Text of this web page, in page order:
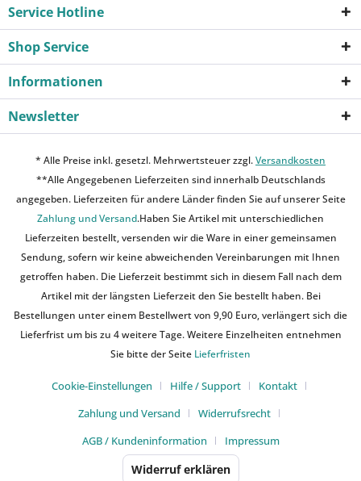
Service Hotline
Shop Service
Informationen
Newsletter
* Alle Preise inkl. gesetzl. Mehrwertsteuer zzgl.Versandkosten
**Alle Angegebenen Lieferzeiten sind innerhalb Deutschlands
angegeben. Lieferzeiten für andere Länder finden Sie auf unserer Seite
Zahlung und Versand.Haben Sie Artikel mit unterschiedlichen
Lieferzeiten bestellt, versenden wir die Ware in einer gemeinsamen
Sendung, sofern wir keine abweichenden Vereinbarungen mit Ihnen
getroffen haben. Die Lieferzeit bestimmt sich in diesem Fall nach dem
Artikel mit der längsten Lieferzeit den Sie bestellt haben. Bei
Bestellungen unter einem Bestellwert von 9,90 Euro, verlängert sich die
Lieferfrist um bis zu 4 weitere Tage. Weitere Einzelheiten entnehmen
Sie bitte der Seite Lieferfristen
Cookie-Einstellungen Hilfe / Support
Kontakt
Zahlung und Versand
Widerrufsrecht
AGB / Kundeninformation
Impressum
Widerruf erklären